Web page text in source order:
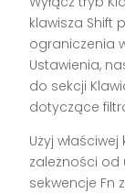
klawisza Shift
ograniczenia
Ustawienia,
do sekcji
dotyczące
Użyj
zależności od
sekwencje Fn